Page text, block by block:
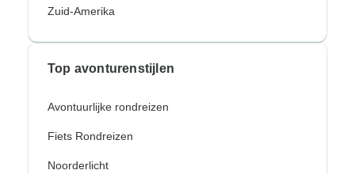
Zuid-Amerika
Top avonturenstijlen
Avontuurlijke rondreizen
Fiets Rondreizen
Noorderlicht